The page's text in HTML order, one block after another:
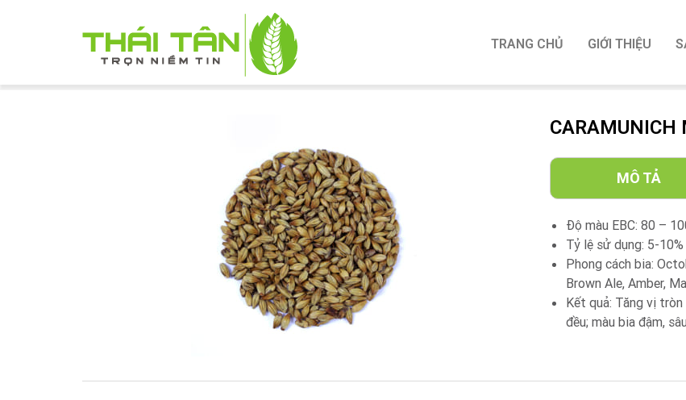
TRANG CHỦ GIỚI THIỆU
CARAMUNICH
MÔ TẢ
Độ màu EBC: 80 –
Tỷ lệ sử dụng: 5-
Phong cách bia:
Brown Ale, Amber,
Kết quả: Tăng vị
đều; màu bia đậm,